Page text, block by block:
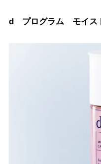
d プログラム モイス